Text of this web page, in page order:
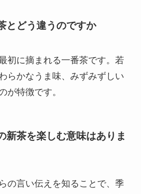
とどう違うのですか
初に摘まれる一番茶です。若
らかなうま味、みずみずしい
が特徴です。
新茶を楽しむ意味はありま
の言い伝えを知ることで、季